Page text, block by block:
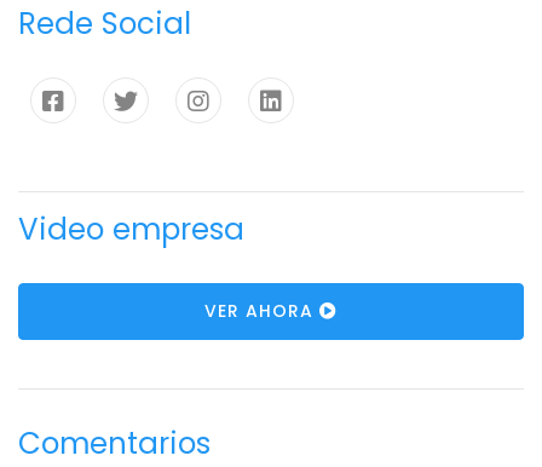
Rede Social
Video empresa
VER AHORA
Comentarios